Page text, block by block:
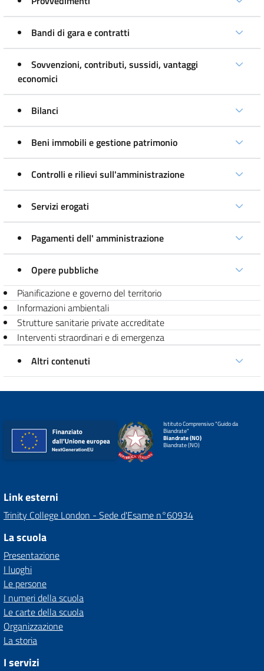
Bandi di gara e contratti
Sovvenzioni, contributi, sussidi, vantaggi
economici
Bilanci
Beni immobili e gestione patrimonio
Controlli e rilievi sull'amministrazione
Servizi erogati
Pagamenti dell' amministrazione
Opere pubbliche
Pianificazione e governo del territorio
Informazioni ambientali
Strutture sanitarie private accreditate
Interventi straordinari e di emergenza
Altri contenuti
Istituto Comprensivo "Guido da
Biandrate"
Biandrate (NO)
Biandrate (NO)
Link esterni
Trinity College London - Sede d'Esame n°60934
La scuola
Presentazione
I luoghi
Le persone
I numeri della scuola
Le carte della scuola
Organizzazione
La storia
I servizi